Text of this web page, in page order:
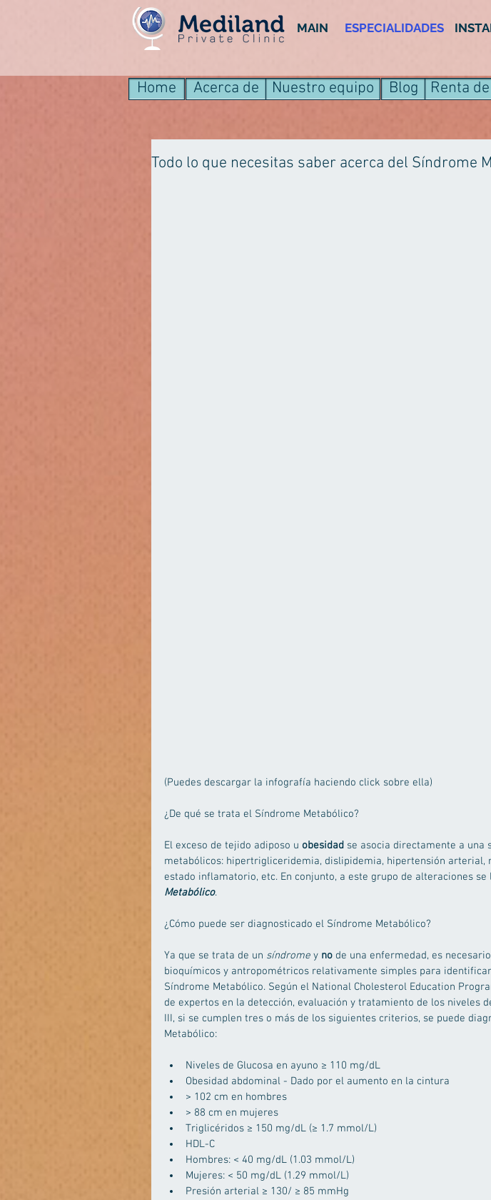
MAIN ESPECIALIDADES
Home Acerca de Nuestro equipo Blog Renta
Todo lo que necesitas saber acerca del Síndrome
(Puedes descargar la infografía haciendo click sobre ella)
¿De qué se trata el Síndrome Metabólico?
El exceso de tejido adiposo u obesidad se asocia directamente a una
metabólicos: hipertrigliceridemia, dislipidemia, hipertensión arterial,
estado inflamatorio, etc. En conjunto, a este grupo de alteraciones se
Metabólico.
¿Cómo puede ser diagnosticado el Síndrome Metabólico?
Ya que se trata de un síndrome y no de una enfermedad, es
bioquímicos y antropométricos relativamente simples para
Síndrome Metabólico. Según el National Cholesterol Education
de expertos en la detección, evaluación y tratamiento de los niveles
III, si se cumplen tres o más de los siguientes criterios, se puede
Metabólico:
Niveles de Glucosa en ayuno ≥ 110 mg/dL
Obesidad abdominal - Dado por el aumento en la cintura
> 102 cm en hombres
> 88 cm en mujeres
Triglicéridos ≥ 150 mg/dL (≥ 1.7 mmol/L)
HDL-C
Hombres: < 40 mg/dL (1.03 mmol/L)
Mujeres: < 50 mg/dL (1.29 mmol/L)
Presión arterial ≥ 130/ ≥ 85 mmHg